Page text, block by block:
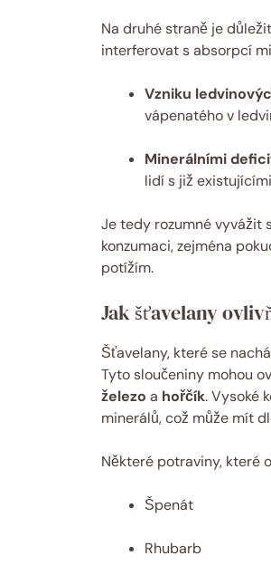
Na druhé straně je
interferovat s absorpcí
Vzniku
vápenatého v
Minerálními
lidí s již
Je tedy rozumné vyvážit
konzumaci, zejména
potížím.
Jak šťavelany
Šťavelany, které se
Tyto sloučeniny mohou
železo a hořčík. Vysoké
minerálů, což může mít
Některé potraviny, které
Špenát
Rhubarb